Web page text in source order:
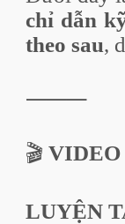
chỉ dẫn
theo sau,
⸻
🎬 VIDEO
LUYỆN